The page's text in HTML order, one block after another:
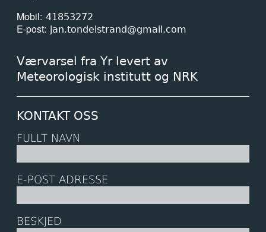
Mobil 41853272
E-post jan.tondelstrand@gmail.com
Værvarsel fra Yr levert av
Meteorologisk institutt og NRK
KONTAKT OSS
FULLT NAVN
E-POST ADRESSE
BESKJED